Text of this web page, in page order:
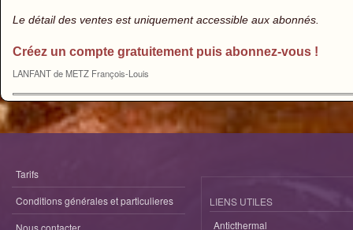
Le détail des ventes est uniquement accessible aux abonnés.
Créez un compte gratuitement puis abonnez-vous !
LANFANT de METZ François-Louis
Tarifs
Conditions générales et particulieres
Nous contacter
LIENS UTILES
Anticthermal